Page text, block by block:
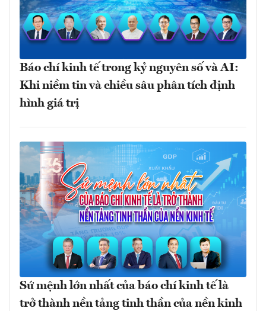
Báo chí kinh tế trong kỷ nguyên số và AI:
Khi niềm tin và chiều sâu phân tích định
hình giá trị
Sứ mệnh lớn nhất của báo chí kinh tế là
trở thành nền tảng tinh thần của nền kinh